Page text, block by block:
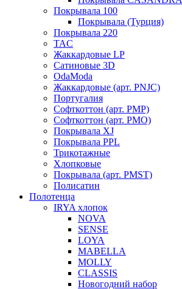
Покрывала 100
Покрывала (Турция)
Покрывала 220
TAC
Жаккардовые LP
Сатиновые 3D
OdaModa
Жаккардовые (арт. PNJC)
Португалия
Софткоттон (арт. PMP)
Софткоттон (арт. PMO)
Покрывала XJ
Покрывала PPL
Трикотажные
Хлопковые
Покрывала (арт. PMST)
Полисатин
Полотенца
IRYA хлопок
NOVA
SENSE
LOYA
MABELLA
MOLLY
CLASSIS
Новогодний набор